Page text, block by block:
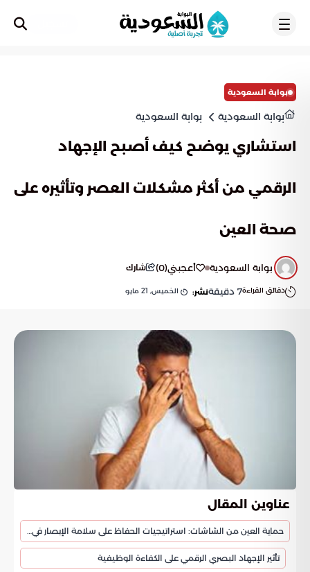
بوابة السعودية
بوابة السعودية بوابة السعودية
استشاري يوضح كيف أصبح الإجهاد
الرقمي من أكثر مشكلات العصر وتأثيره على
صحة العين
بوابة السعودية أعجبني(
0
) شارك
دقائق القراءة7 دقيقةنشر: الخميس, 21 مايو
عناوين المقال
حماية العين من الشاشات: استراتيجيات الحفاظ على سلامة الإبصار في العصر الرقمي
تأثير الإجهاد البصري الرقمي على الكفاءة الوظيفية